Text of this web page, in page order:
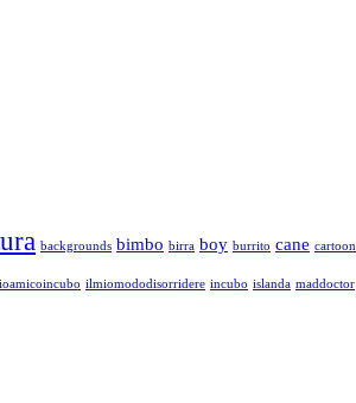
backgrounds bimbo birra boy burrito cane cartoon
ilmiomododisorridere incubo islanda maddoctor